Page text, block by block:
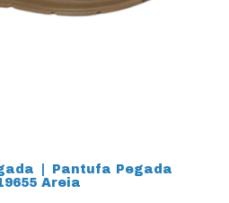
Pantufa Pegada
Areia